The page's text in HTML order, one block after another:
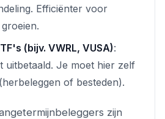
Efficiënter voor
(bijv. VWRL, VUSA):
uitbetaald. Je moet hier zelf
of besteden).
zijn